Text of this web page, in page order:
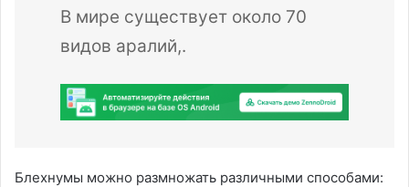
В мире существует около 70
видов аралий,.
Блехнумы можно размножать различными способами: